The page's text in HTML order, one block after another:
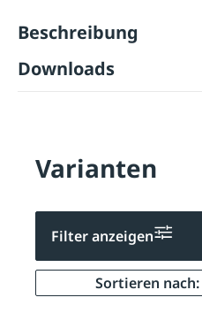
Beschreibung
Downloads
Varianten
Filter anzeigen